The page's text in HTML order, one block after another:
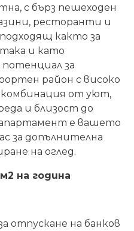
с бърз пешеходен
ресторанти и
както за
и като
за
район с високо
от уют,
и близост до
е вашето
за допълнителна
на оглед.
на година
отпускане на банков